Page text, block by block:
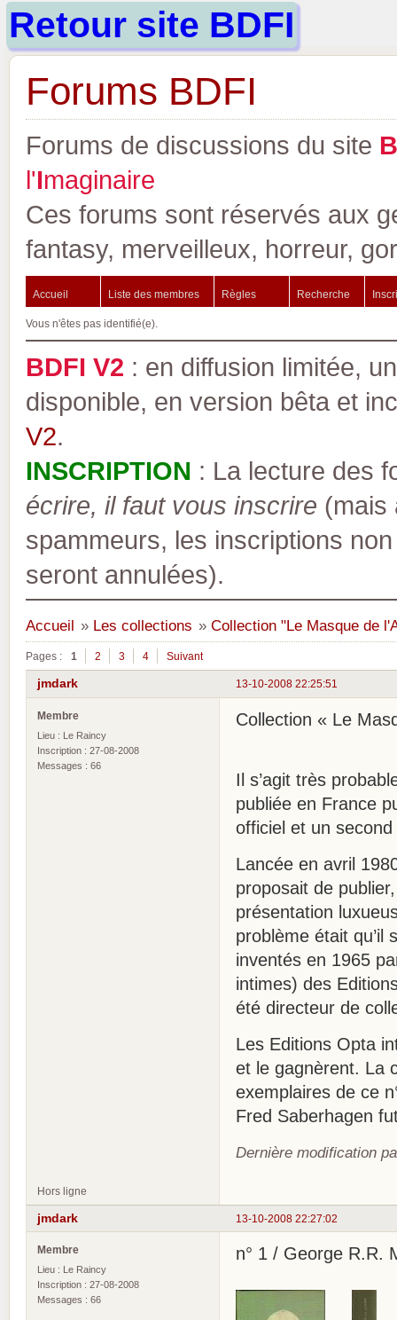
Retour site BDFI
Forums BDFI
Forums de discussions du site B
l'Imaginaire
Ces forums sont réservés aux
fantasy, merveilleux, horreur,
Accueil Liste des membres Règles Recherche
Vous n'êtes pas identifié(e).
BDFI V2 : en diffusion limitée,
disponible, en version bêta et
V2.
INSCRIPTION : La lecture des
écrire, il faut vous inscrire (mais
spammeurs, les inscriptions
seront annulées).
Accueil » Les collections » Collection "Le Masque de
Pages : 1 2 3 4 Suivant
13-10-2008 22:25:51
jmdark
Membre
Lieu : Le Raincy
Inscription : 27-08-2008
Messages : 66
Collection « Le
Il s’agit très
publiée en France
officiel et un
Lancée en avril
proposait de
présentation
problème était qu’il
inventés en 1965
intimes) des
été directeur de
Les Editions Opta
et le gagnèrent. La
exemplaires de ce
Fred Saberhagen
Dernière modification
Hors ligne
13-10-2008 22:27:02
jmdark
Membre
Lieu : Le Raincy
Inscription : 27-08-2008
Messages : 66
n° 1 / George R.R.